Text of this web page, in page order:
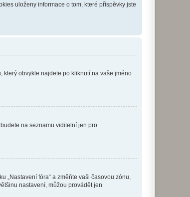
uloženy informace o tom, které příspěvky jste
který obvykle najdete po kliknutí na vaše jméno
na seznamu viditelní jen pro
„Nastavení fóra“ a změňte vaši časovou zónu,
nastavení, můžou provádět jen